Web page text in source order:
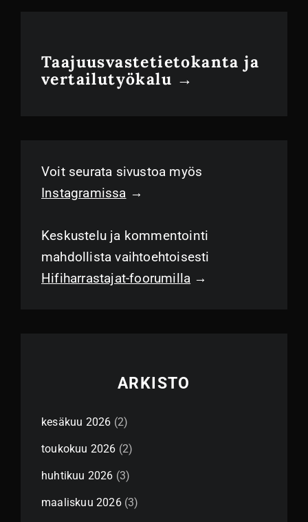
Taajuusvastetietokanta ja
vertailutyökalu →
Voit seurata sivustoa myös
Instagramissa →
Keskustelu ja kommentointi
mahdollista vaihtoehtoisesti
Hifiharrastajat-foorumilla →
ARKISTO
kesäkuu 2026 (2)
toukokuu 2026 (2)
huhtikuu 2026 (3)
maaliskuu 2026(3)